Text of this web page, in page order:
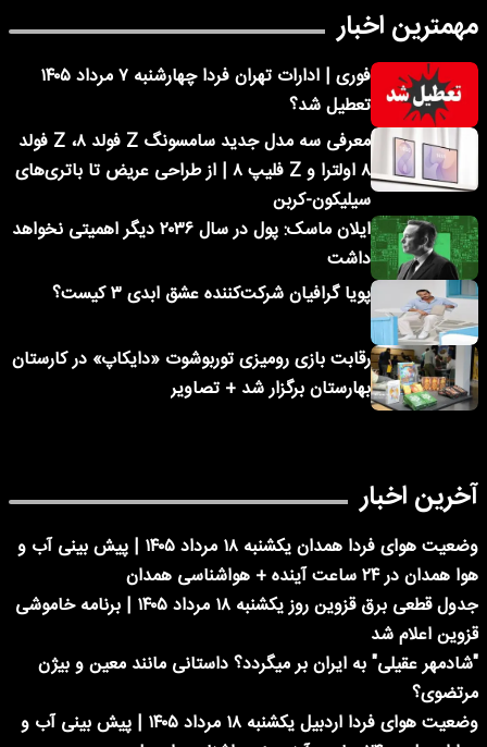
مهمترین اخبار
فوری | ادارات تهران فردا چهارشنبه ۷ مرداد ۱۴۰۵
تعطیل شد؟
معرفی سه مدل جدید سامسونگ Z فولد ۸، Z فولد
۸ اولترا و Z فلیپ ۸ | از طراحی عریض تا باتری‌های
سیلیکون-کربن
ایلان ماسک: پول در سال ۲۰۳۶ دیگر اهمیتی نخواهد
داشت
پویا گرافیان شرکت‌کننده عشق ابدی ۳ کیست؟
رقابت بازی رومیزی توربوشوت «دایکاپ» در کارستان
بهارستان برگزار شد + تصاویر
آخرین اخبار
وضعیت هوای فردا همدان یکشنبه ۱۸ مرداد ۱۴۰۵ | پیش بینی آب و
هوا همدان در ۲۴ ساعت آینده + هواشناسی همدان
جدول قطعی برق قزوین روز یکشنبه ۱۸ مرداد ۱۴۰۵ | برنامه خاموشی
قزوین اعلام شد
"شادمهر عقیلی" به ایران بر میگردد؟ داستانی مانند معین و بیژن
مرتضوی؟
وضعیت هوای فردا اردبیل یکشنبه ۱۸ مرداد ۱۴۰۵ | پیش بینی آب و